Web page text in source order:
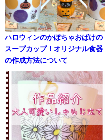
ハロウィンのかぼちゃおばけの
スープカップ！オリジナル食器
の作成方法について